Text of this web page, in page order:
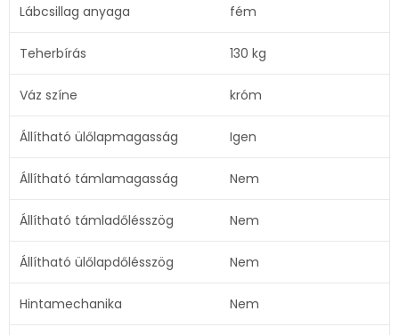
Lábcsillag anyaga fém
Teherbírás 130 kg
Váz színe króm
Állítható ülőlapmagasság Igen
Állítható támlamagasság Nem
Állítható támladőlésszög Nem
Állítható ülőlapdőlésszög Nem
Hintamechanika Nem